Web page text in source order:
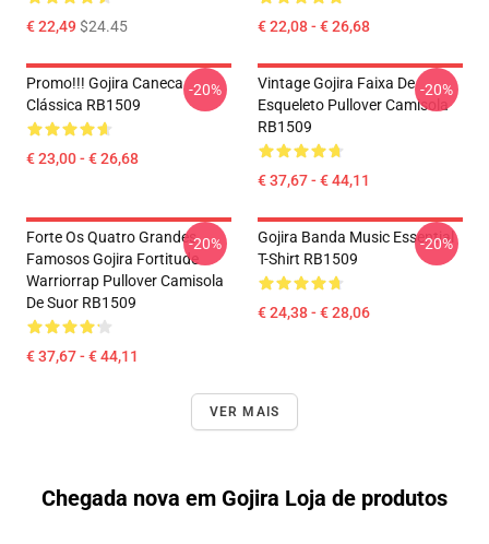
€ 22,49$24.45 € 22,08 - € 26,68
Promo!!! Gojira Caneca
Clássica RB1509
€ 23,00 - € 26,68
-20%
Vintage Gojira Faixa De
Esqueleto Pullover Camisola
RB1509
€ 37,67 - € 44,11
-20%
Forte Os Quatro Grandes
Famosos Gojira Fortitude
Warriorrap Pullover Camisola
De Suor RB1509
€ 37,67 - € 44,11
-20%
Gojira Banda Music Essential
T-Shirt RB1509
€ 24,38 - € 28,06
-20%
VER MAIS
Chegada nova em Gojira Loja de produtos